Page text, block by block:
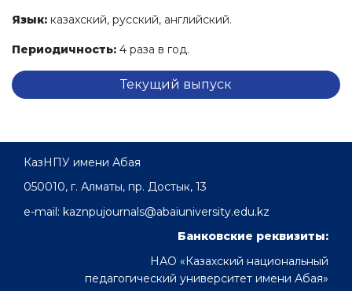
Язык: казахский, русский, английский.
Периодичность: 4 раза в год.
Текущий выпуск
КазНПУ имени Абая
050010, г. Алматы, пр. Достык, 13
e-mail: kaznpujournals@abaiuniversity.edu.kz
Банковские реквизиты:
НАО «Казахский национальный
педагогический университет имени Абая»